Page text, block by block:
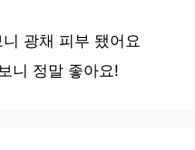
광채 피부 됐어요
니 정말 좋아요!